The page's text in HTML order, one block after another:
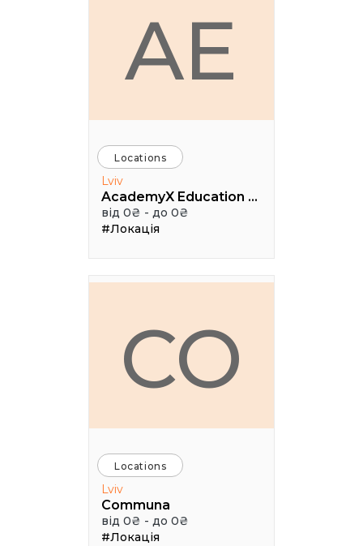
AE
Locations
Lviv
AcademyX Education Hub
від 0₴ - до 0₴
#Локація
CO
Locations
Lviv
Communa
від 0₴ - до 0₴
#Локація